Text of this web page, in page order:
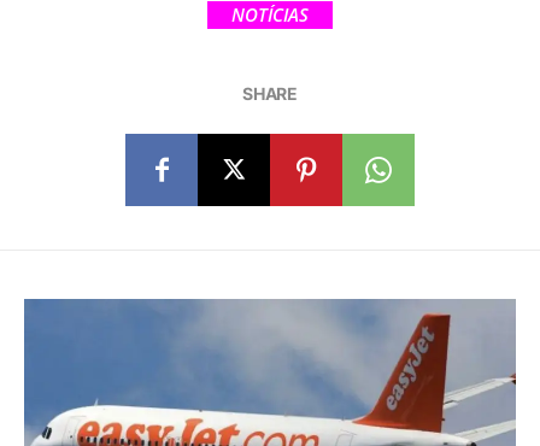
NOTÍCIAS
SHARE